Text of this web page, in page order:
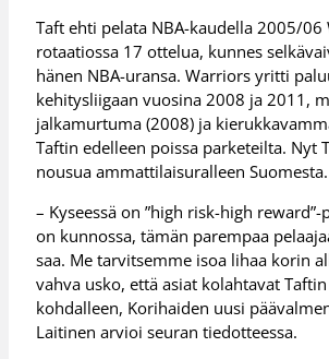
Taft ehti pelata NBA-kaudella 2005/06
rotaatiossa 17 ottelua, kunnes
hänen NBA-uransa. Warriors yritti
kehitysliigaan vuosina 2008 ja 2011,
jalkamurtuma (2008) ja
Taftin edelleen poissa parketeilta. Nyt
nousua ammattilaisuralleen Suomesta.
– Kyseessä on ”high risk-high reward”-
on kunnossa, tämän parempaa
saa. Me tarvitsemme isoa lihaa korin
vahva usko, että asiat kolahtavat
kohdalleen, Korihaiden uusi
Laitinen arvioi seuran tiedotteessa.